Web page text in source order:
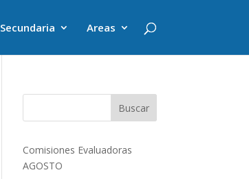
Secundaria Areas
Buscar
Comisiones Evaluadoras
AGOSTO